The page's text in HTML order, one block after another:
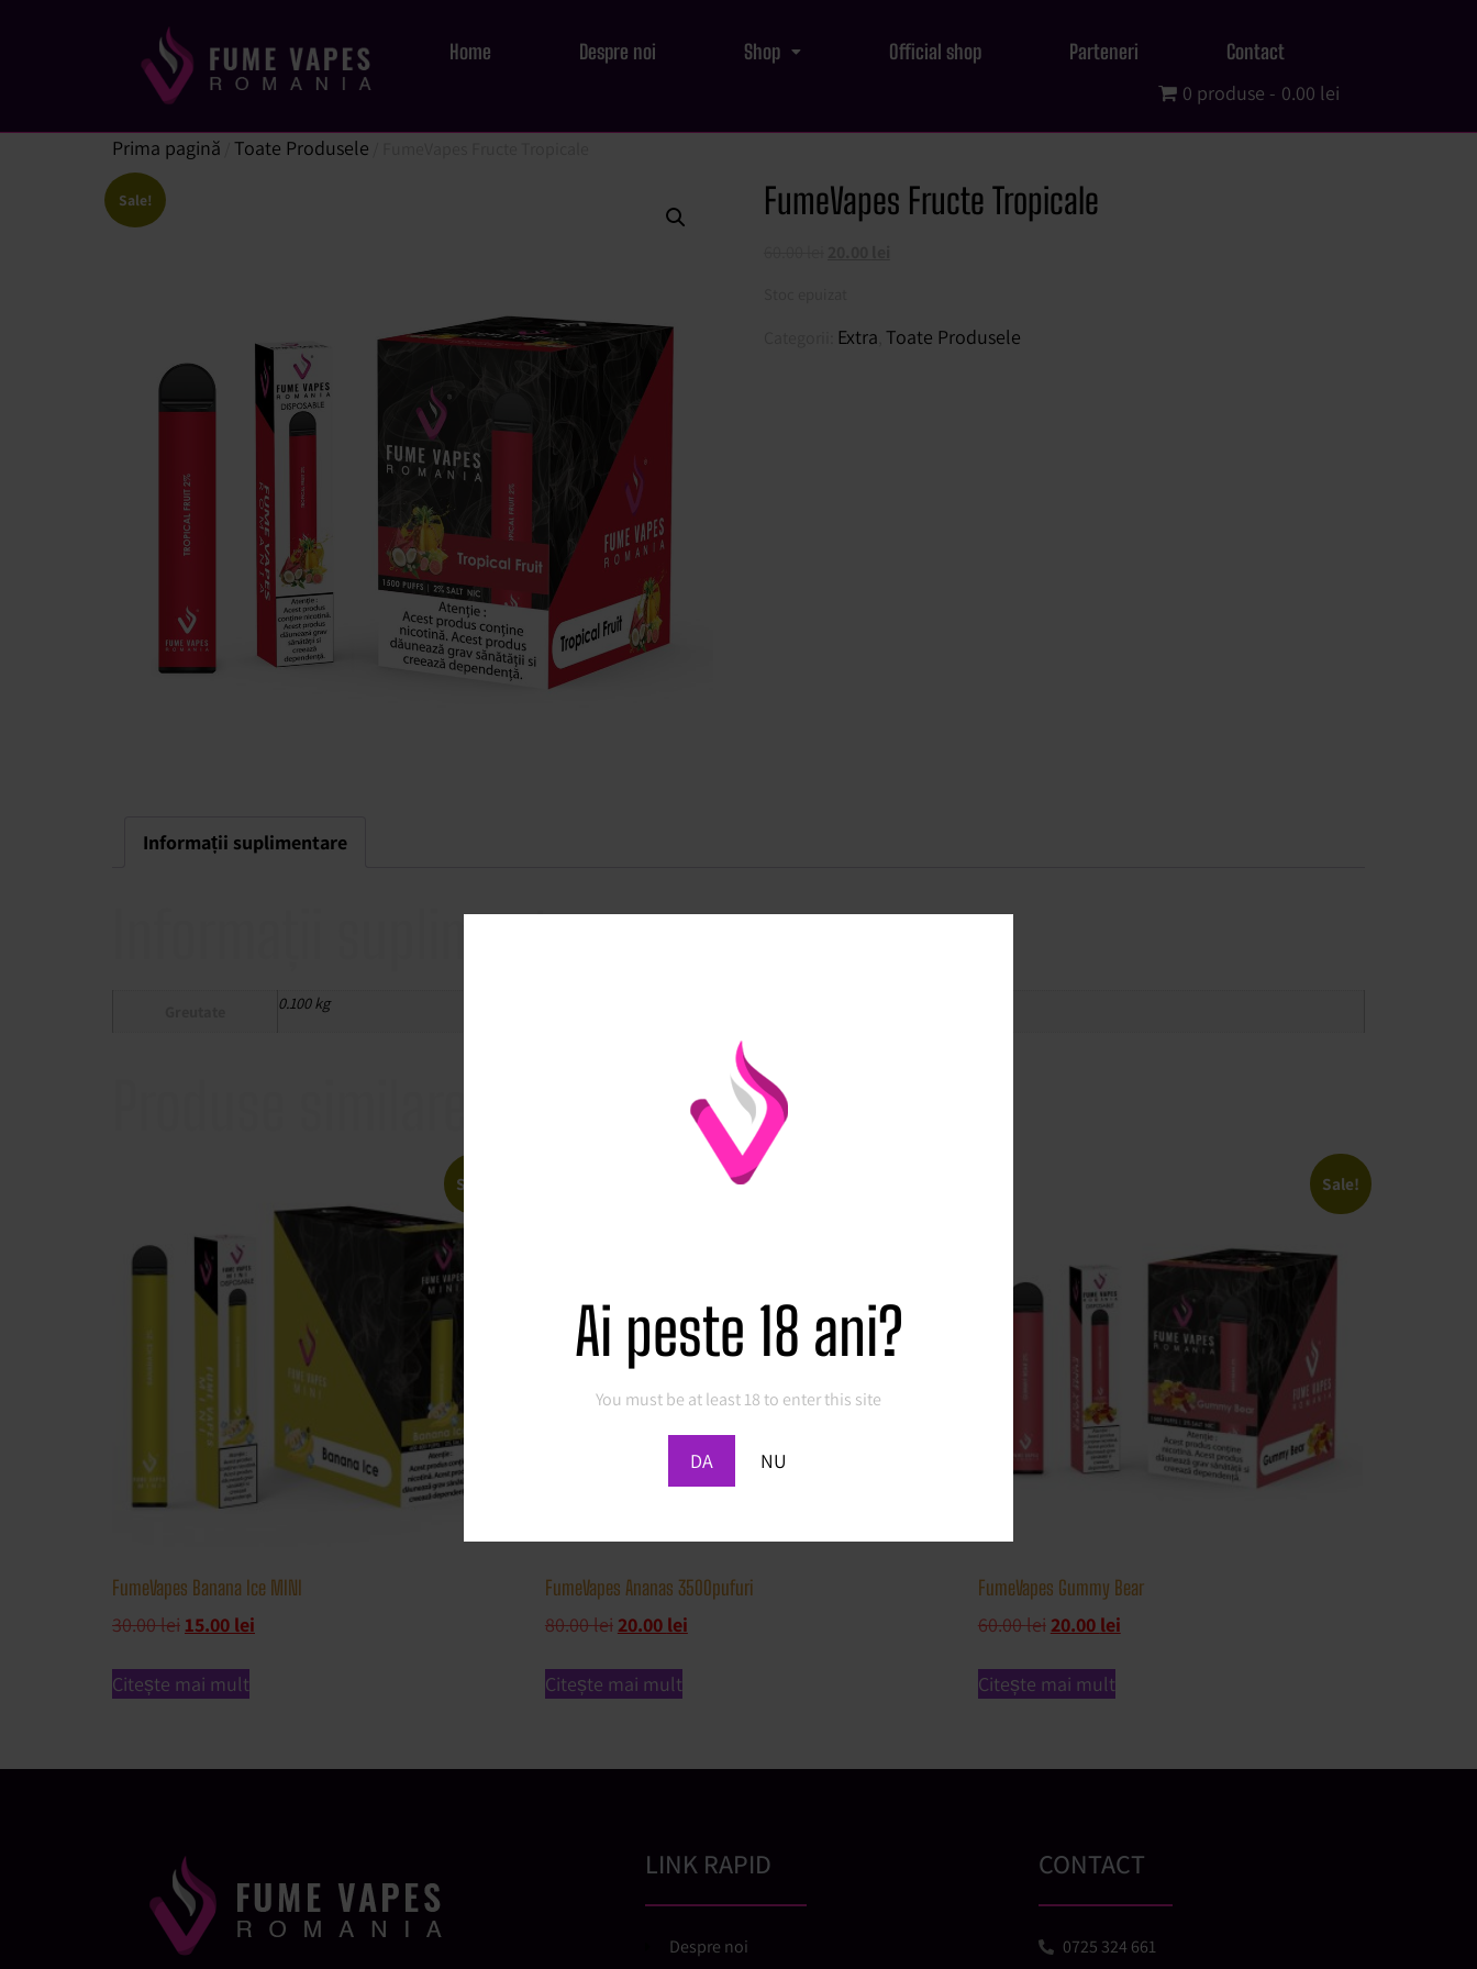
Ai peste 18 ani?
You must be at least 18 to enter this site
DA NU
Home Despre noi Shop Official shop Parteneri Contact
0 produse 0.00 lei
Prima pagină Toate Produsele
Sale! FumeVapes Fructe Tropicale
Extra Toate Produsele
Informații suplimentare
Informații suplimentare
0.100 kg
Sale!
FumeVapes Banana Ice MINI
30.00lei 15.00 lei
Citește mai mult
FumeVapes Ananas 3500pufuri
80.00lei 20.00 lei
Citește mai mult
Sale!
FumeVapes Gummy Bear
60.00lei 20.00 lei
Citește mai mult
LINK RAPID
Despre noi
CONTACT
0725 324 661